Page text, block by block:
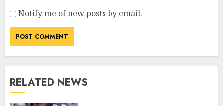
Notify me of new posts by email.
RELATED NEWS